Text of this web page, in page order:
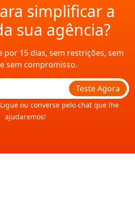
simplificar a
sua agência?
15 dias, sem restrições, sem
sem compromisso.
Teste Agora
ou converse pelo chat que lhe
ajudaremos!